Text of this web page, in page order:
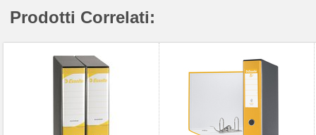
Prodotti Correlati: